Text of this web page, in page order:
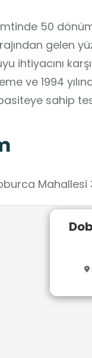
50
gelen
ihtiyacını
ve 1994
sahip
Mahallesi